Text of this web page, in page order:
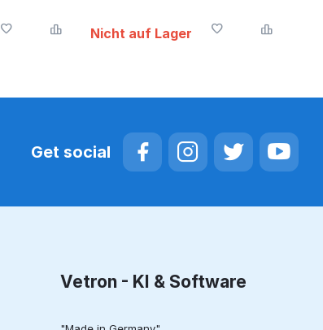
Nicht auf Lager
Get social
Vetron - KI & Software